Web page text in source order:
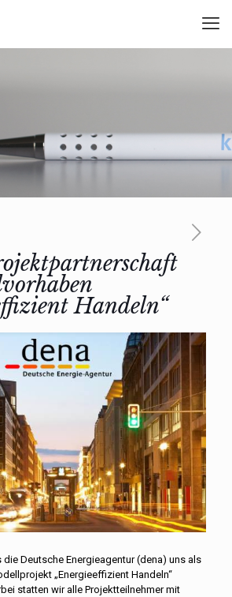
Handeln“
die Deutsche Energieagentur (dena) uns als
„Energieeffizient Handeln“
statten wir alle Projektteilnehmer mit